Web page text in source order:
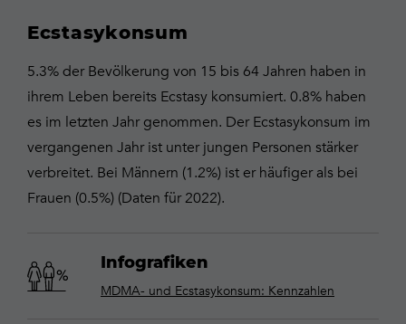
Ecstasykonsum
5.3% der Bevölkerung von 15 bis 64 Jahren haben in
ihrem Leben bereits Ecstasy konsumiert. 0.8% haben
es im letzten Jahr genommen. Der Ecstasykonsum im
vergangenen Jahr ist unter jungen Personen stärker
verbreitet. Bei Männern (1.2%) ist er häufiger als bei
Frauen (0.5%) (Daten für 2022).
Infografiken
MDMA- und Ecstasykonsum: Kennzahlen